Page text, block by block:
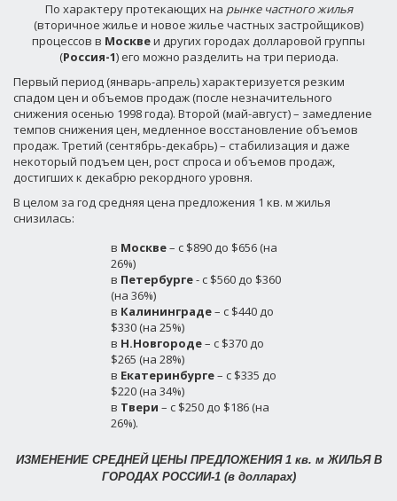
По характеру протекающих на рынке частного жилья
(вторичное жилье и новое жилье частных застройщиков)
процессов в Москвеи других городах долларовой группы
(Россия-1) его можно разделить на три периода.
Первый период (январь-апрель) характеризуется резким
спадом цен и объемов продаж (после незначительного
снижения осенью 1998 года). Второй (май-август) – замедление
темпов снижения цен, медленное восстановление объемов
продаж. Третий (сентябрь-декабрь) – стабилизация и даже
некоторый подъем цен, рост спроса и объемов продаж,
достигших к декабрю рекордного уровня.
В целом за год средняя цена предложения 1 кв. м жилья
снизилась:
в Москве– с $890 до $656 (на
26%)
в Петербурге- с $560 до $360
(на 36%)
в Калининграде– с $440 до
$330 (на 25%)
в Н.Новгороде– с $370 до
$265 (на 28%)
в Екатеринбурге– с $335 до
$220 (на 34%)
в Твери – с $250 до $186 (на
26%).
ИЗМЕНЕНИЕ СРЕДНЕЙ ЦЕНЫ ПРЕДЛОЖЕНИЯ 1 кв. м ЖИЛЬЯ В
ГОРОДАХ РОССИИ-1 (в долларах)